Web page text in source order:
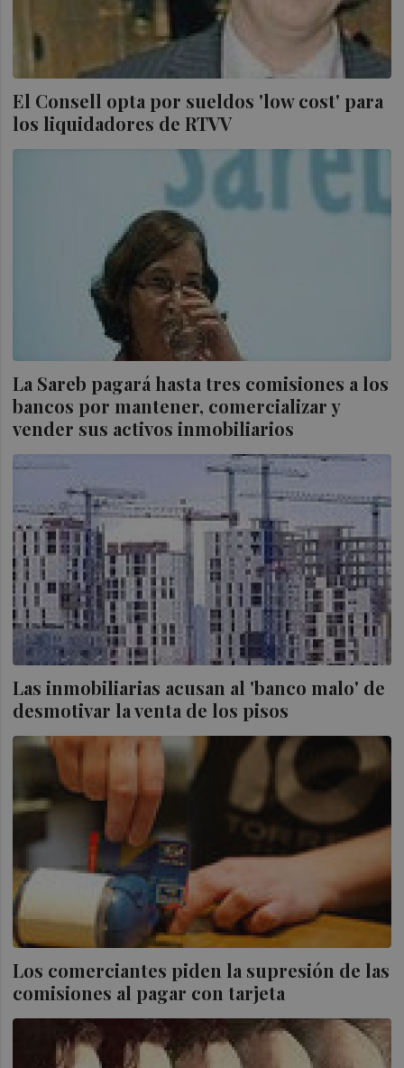
El Consell opta por sueldos 'low cost' para
los liquidadores de RTVV
La Sareb pagará hasta tres comisiones a los
bancos por mantener, comercializar y
vender sus activos inmobiliarios
Las inmobiliarias acusan al 'banco malo' de
desmotivar la venta de los pisos
Los comerciantes piden la supresión de las
comisiones al pagar con tarjeta